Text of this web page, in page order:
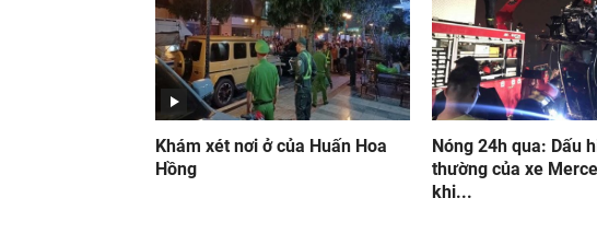
Khám xét nơi ở của Huấn Hoa
Hồng
Nóng 24h qua: Dấu
thường của xe
khi...